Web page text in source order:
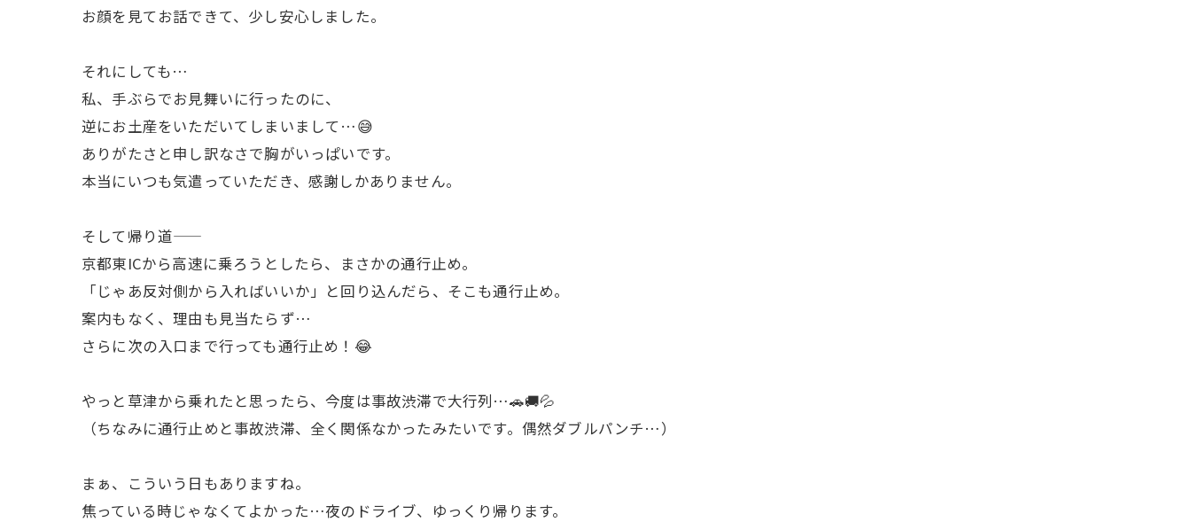
お顔を見てお話できて、少し安心しました。
それにしても…
私、手ぶらでお見舞いに行ったのに、
逆にお土産をいただいてしまいまして…😅
ありがたさと申し訳なさで胸がいっぱいです。
本当にいつも気遣っていただき、感謝しかありません。
そして帰り道——
京都東ICから高速に乗ろうとしたら、まさかの通行止め。
「じゃあ反対側から入ればいいか」と回り込んだら、そこも通行止め。
案内もなく、理由も見当たらず…
さらに次の入口まで行っても通行止め！😂
やっと草津から乗れたと思ったら、今度は事故渋滞で大行列…🚗🚚💦
（ちなみに通行止めと事故渋滞、全く関係なかったみたいです。偶然ダブルパンチ…）
まぁ、こういう日もありますね。
焦っている時じゃなくてよかった…夜のドライブ、ゆっくり帰ります。